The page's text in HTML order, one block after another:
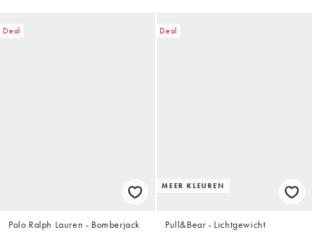
Deal
Polo Ralph Lauren - Bomberjack
Deal
MEER KLEUREN
Pull&Bear - Lichtgewicht